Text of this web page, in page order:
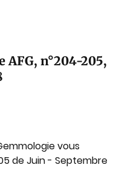
AFG, n°204-205,
vous
de Juin - Septembre